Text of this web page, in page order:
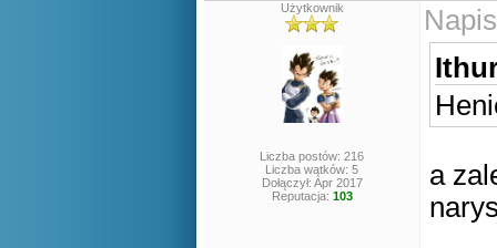
Użytkownik
Liczba postów: 216
Liczba wątków: 5
Dołączył: Apr 2017
Reputacja: 103
a